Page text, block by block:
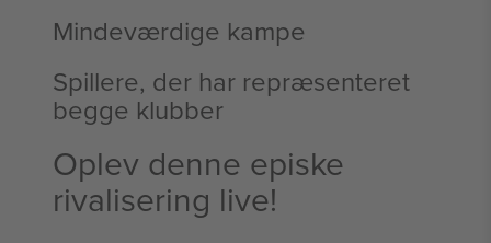
Mindeværdige kampe
Spillere, der har repræsenteret
begge klubber
Oplev denne episke
rivalisering live!